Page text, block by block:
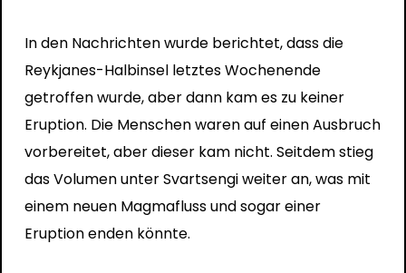
In den Nachrichten wurde berichtet, dass die
Reykjanes-Halbinsel letztes Wochenende
getroffen wurde, aber dann kam es zu keiner
Eruption. Die Menschen waren auf einen Ausbruch
vorbereitet, aber dieser kam nicht. Seitdem stieg
das Volumen unter Svartsengi weiter an, was mit
einem neuen Magmafluss und sogar einer
Eruption enden könnte.